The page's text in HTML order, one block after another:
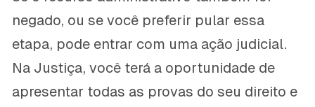
negado, ou se você preferir pular essa
etapa, pode entrar com uma ação judicial.
Na Justiça, você terá a oportunidade de
apresentar todas as provas do seu direito e